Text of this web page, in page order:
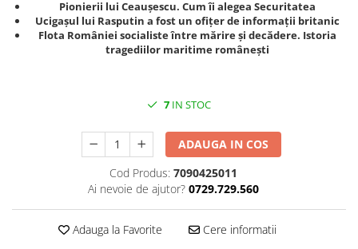
Poezie
Politică/Geopolitică
Spiritualitate/Ezoterism
Stiinte/Educatie
Pionierii lui Ceaușescu. Cum îi alegea Securitatea
Ucigașul lui Rasputin a fost un ofițer de informații britanic
Flota României socialiste între mărire și decădere. Istoria
tragediilor maritime românești
7 IN STOC
ADAUGA IN COS
Cod Produs: 7090425011
Ai nevoie de ajutor? 0729.729.560
Adauga la Favorite Cere informatii